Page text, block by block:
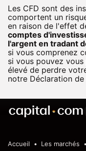
Les CFD sont des
comportent un
en raison de l'effet
comptes
l'argent en tradant
si vous comprenez
si vous pouvez
élevé de perdre
notre Déclaration
Accueil Les marchés